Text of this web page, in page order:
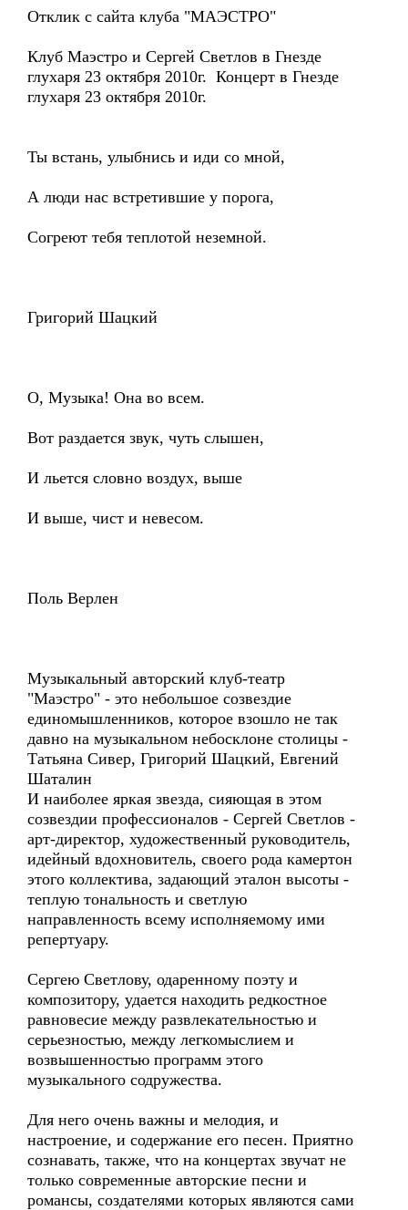
Отклик с сайта клуба "МАЭСТРО"
Клуб Маэстро и Сергей Светлов в Гнезде
глухаря 23 октября 2010г. Концерт в Гнезде
глухаря 23 октября 2010г.
Ты встань, улыбнись и иди со мной,
А люди нас встретившие у порога,
Согреют тебя теплотой неземной.
Григорий Шацкий
О, Музыка! Она во всем.
Вот раздается звук, чуть слышен,
И льется словно воздух, выше
И выше, чист и невесом.
Поль Верлен
Музыкальный авторский клуб-театр
"Маэстро" - это небольшое созвездие
единомышленников, которое взошло не так
давно на музыкальном небосклоне столицы -
Татьяна Сивер, Григорий Шацкий, Евгений
Шаталин
И наиболее яркая звезда, сияющая в этом
созвездии профессионалов - Сергей Светлов -
арт-директор, художественный руководитель,
идейный вдохновитель, своего рода камертон
этого коллектива, задающий эталон высоты -
теплую тональность и светлую
направленность всему исполняемому ими
репертуару.
Сергею Светлову, одаренному поэту и
композитору, удается находить редкостное
равновесие между развлекательностью и
серьезностью, между легкомыслием и
возвышенностью программ этого
музыкального содружества.
Для него очень важны и мелодия, и
настроение, и содержание его песен. Приятно
сознавать, также, что на концертах звучат не
только современные авторские песни и
романсы, создателями которых являются сами